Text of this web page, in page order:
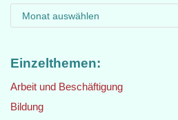
Einzelthemen:
Arbeit und Beschäftigung
Bildung